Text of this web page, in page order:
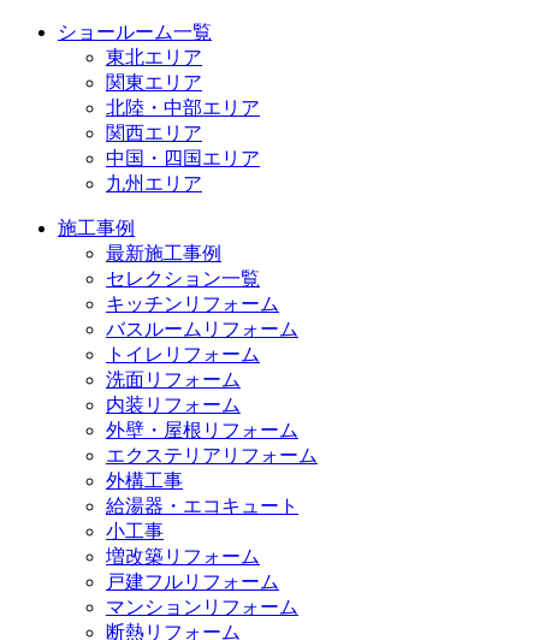
ショールーム一覧
東北エリア
関東エリア
北陸・中部エリア
関西エリア
中国・四国エリア
九州エリア
施工事例
最新施工事例
セレクション一覧
キッチンリフォーム
バスルームリフォーム
トイレリフォーム
洗面リフォーム
内装リフォーム
外壁・屋根リフォーム
エクステリアリフォーム
外構工事
給湯器・エコキュート
小工事
増改築リフォーム
戸建フルリフォーム
マンションリフォーム
断熱リフォーム